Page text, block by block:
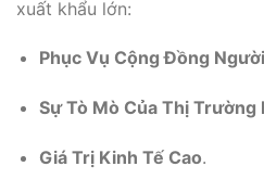
xuất khẩu lớn:
Phục Vụ Cộng Đồng
Sự Tò Mò Của Thị Trường
Giá Trị Kinh Tế Cao.